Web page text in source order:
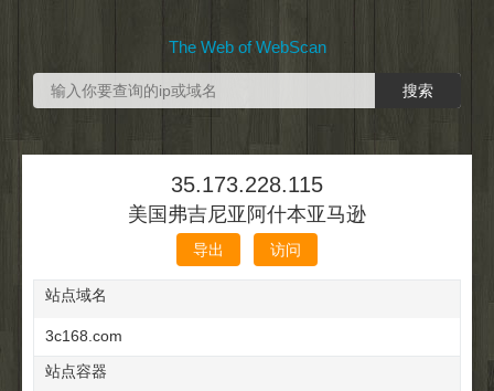
The Web of WebScan
35.173.228.115
美国弗吉尼亚阿什本亚马逊
导出 访问
站点域名
3c168.com
站点容器